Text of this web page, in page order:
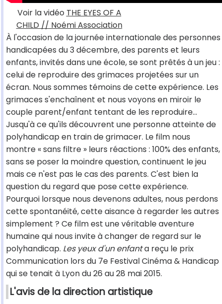
Voir la vidéo THE EYES OF A
CHILD // Noémi Association
À l'occasion de la journée internationale des personnes
handicapées du 3 décembre, des parents et leurs
enfants, invités dans une école, se sont prêtés à un jeu :
celui de reproduire des grimaces projetées sur un
écran. Nous sommes témoins de cette expérience. Les
grimaces s'enchaînent et nous voyons en miroir le
couple parent/enfant tentant de les reproduire...
Jusqu'à ce qu'ils découvrent une personne atteinte de
polyhandicap en train de grimacer. Le film nous
montre « sans filtre » leurs réactions : 100% des enfants,
sans se poser la moindre question, continuent le jeu
mais ce n'est pas le cas des parents. C'est bien la
question du regard que pose cette expérience.
Pourquoi lorsque nous devenons adultes, nous perdons
cette spontanéité, cette aisance à regarder les autres
simplement ? Ce film est une véritable aventure
humaine qui nous invite à changer de regard sur le
polyhandicap. Les yeux d'un enfanta reçu le prix
Communication lors du 7e Festival Cinéma & Handicap
qui se tenait à Lyon du 26 au 28 mai 2015.
L'avis de la direction artistique